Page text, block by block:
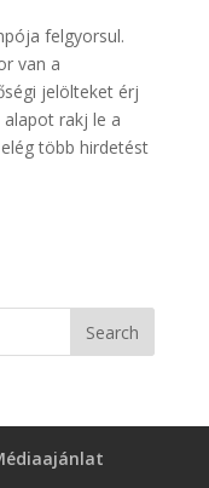
felgyorsul.
van a
jelölteket érj
rakj le a
több hirdetést